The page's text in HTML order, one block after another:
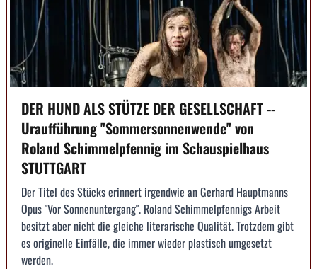
DER HUND ALS STÜTZE DER GESELLSCHAFT --
Uraufführung "Sommersonnenwende" von
Roland Schimmelpfennig im Schauspielhaus
STUTTGART
Der Titel des Stücks erinnert irgendwie an Gerhard Hauptmanns
Opus "Vor Sonnenuntergang". Roland Schimmelpfennigs Arbeit
besitzt aber nicht die gleiche literarische Qualität. Trotzdem gibt
es originelle Einfälle, die immer wieder plastisch umgesetzt
werden.